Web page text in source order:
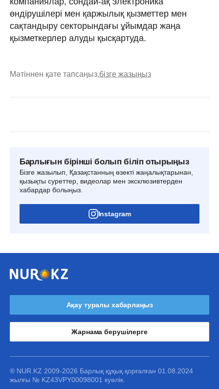
өндірушілері мен қаржылық қызметтер мен
сақтандыру секторындағы ұйымдар жаңа
қызметкерлер алуды қысқартуда.
Мәтіннен қате тапсаңыз,бізге жазыңыз
Барлығын бірінші болып біліп отырыңыз
Бізге жазылып, Қазақстанның өзекті жаңалықтарынан,
қызықты суреттер, видеолар мен эксклюзивтерден
хабардар болыңыз.
Instagram
Ақау туралы хабарлаңыз
Жарнама берушілерге
® NUR.KZ 2009-2026 Барлық құқық қорғалған 01.08.2024
жылғы № KZ43VPY00098001 куәлік.